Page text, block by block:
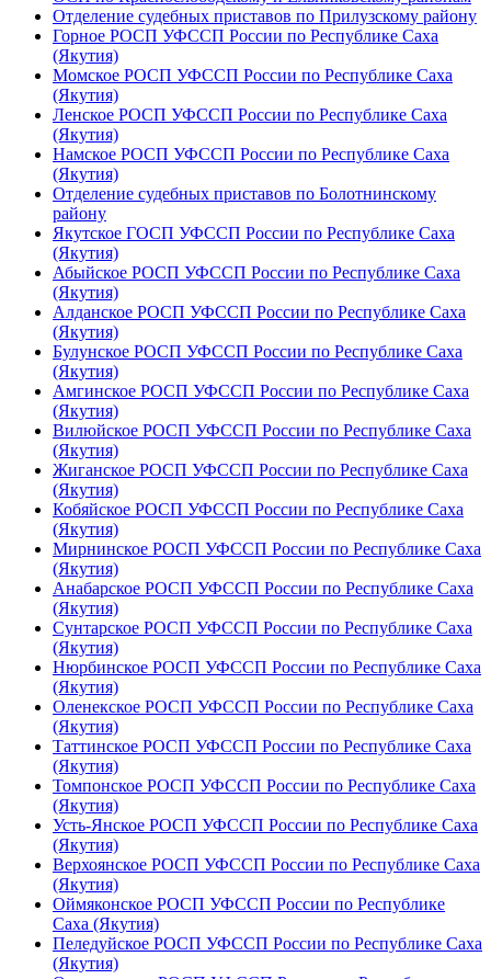
Отделение судебных приставов по Прилузскому району
Горное РОСП УФССП России по Республике Саха
(Якутия)
Момское РОСП УФССП России по Республике Саха
(Якутия)
Ленское РОСП УФССП России по Республике Саха
(Якутия)
Намское РОСП УФССП России по Республике Саха
(Якутия)
Отделение судебных приставов по Болотнинскому
району
Якутское ГОСП УФССП России по Республике Саха
(Якутия)
Абыйское РОСП УФССП России по Республике Саха
(Якутия)
Алданское РОСП УФССП России по Республике Саха
(Якутия)
Булунское РОСП УФССП России по Республике Саха
(Якутия)
Амгинское РОСП УФССП России по Республике Саха
(Якутия)
Вилюйское РОСП УФССП России по Республике Саха
(Якутия)
Жиганское РОСП УФССП России по Республике Саха
(Якутия)
Кобяйское РОСП УФССП России по Республике Саха
(Якутия)
Мирнинское РОСП УФССП России по Республике Саха
(Якутия)
Анабарское РОСП УФССП России по Республике Саха
(Якутия)
Сунтарское РОСП УФССП России по Республике Саха
(Якутия)
Нюрбинское РОСП УФССП России по Республике Саха
(Якутия)
Оленекское РОСП УФССП России по Республике Саха
(Якутия)
Таттинское РОСП УФССП России по Республике Саха
(Якутия)
Томпонское РОСП УФССП России по Республике Саха
(Якутия)
Усть-Янское РОСП УФССП России по Республике Саха
(Якутия)
Верхоянское РОСП УФССП России по Республике Саха
(Якутия)
Оймяконское РОСП УФССП России по Республике
Саха (Якутия)
Пеледуйское РОСП УФССП России по Республике Саха
(Якутия)